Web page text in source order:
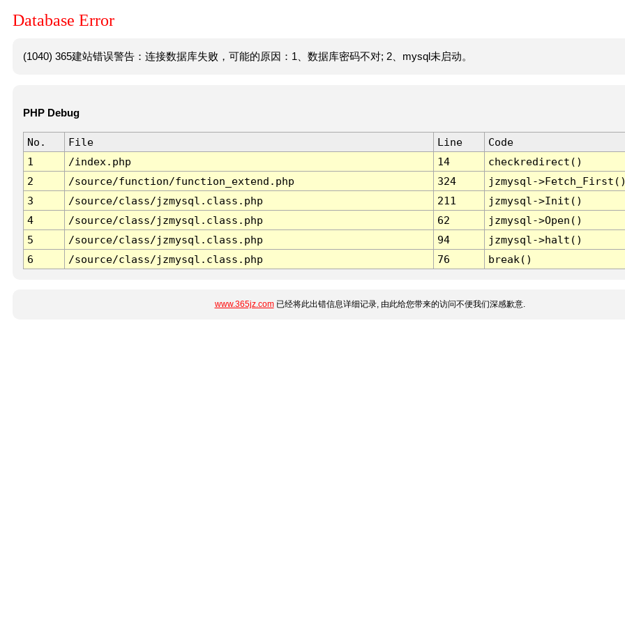
Database Error
(1040) 365建站错误警告：连接数据库失败，可能的原因：1、数据库密码不对; 2、mysql未启动。
PHP Debug
No. File Line
Code
1
/index.php 14
checkredirect()
2
/source/function/function_extend.php 324
jzmysql-
3
/source/class/jzmysql.class.php 211
jzmysql->Init()
4
/source/class/jzmysql.class.php 62
jzmysql->Open()
5
/source/class/jzmysql.class.php 94
jzmysql->halt()
6
/source/class/jzmysql.class.php 76 break()
www.365jz.com已经将此出错信息详细记录, 由此给您带来的访问不便我们深感歉意.